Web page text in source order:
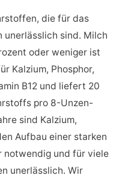
die für das
unerlässlich sind. Milch
oder weniger ist
Kalzium, Phosphor,
B12 und liefert 20
pro 8-Unzen-
sind Kalzium,
Aufbau einer starken
notwendig und für viele
unerlässlich. Wir